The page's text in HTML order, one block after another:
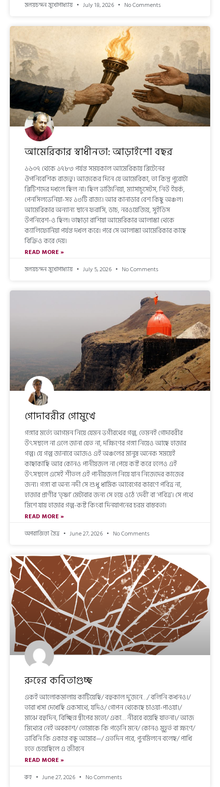
মলয়চন্দন মুখোপাধ্যায়
July 18, 2026 No Comments
আমেরিকার স্বাধীনতা: আড়াইশো বছর
১৬০৭ থেকে ১৭৮৩ পর্যন্ত সময়কাল আমেরিকায় ব্রিটেনের
ঔপনিবেশিক রাজত্ব। আজকের দিনে যে আমেরিকা, তা কিন্তু পুরোটা
ব্রিটিশদের দখলে ছিল না। ছিল ভার্জিনিয়া, ম্যাসাচুসেটস, নিউ ইয়র্ক,
পেনসিলভেনিয়া-সহ ১৩টি রাজ্য। আর কানাডার বেশ কিছু অঞ্চল।
আমেরিকার অন্যান্য স্থানে ফরাসি, ডাচ, নরওয়েজিয়, সুইডিস
উপনিবেশ-ও ছিল। তাছাড়া রাশিয়া আমেরিকার আলাস্কা থেকে
ক্যালিফোর্নিয়া পর্যন্ত দখল করে। পরে সে আলাস্কা আমেরিকার কাছে
বিক্রিও করে দেয়।
READ MORE »
মলয়চন্দন মুখোপাধ্যায়
July 5, 2026 No Comments
গোদাবরীর গোমুখে
গঙ্গার মর্ত্যে আগমন নিয়ে যেমন ভগীরথের গল্প, তেমনই গোদাবরীর
উৎসস্থলে না এলে জানা যেত না, দক্ষিণের গঙ্গা নিয়েও আছে হাজার
গল্প। যে গল্প জানাবে আজও এই অঞ্চলের মানুষ অনেক সময়েই
কাছাকাছি আর কোনও পানীয়জল না পেয়ে কষ্ট করে হলেও এই
উৎসস্থলে এসেই শীতল এই পানীয়জল নিয়ে যান নিজেদের কাজের
জন্য। গঙ্গা বা অন্য নদী সে শুধু ধার্মিক আবেগের কারণে পবিত্র না,
হাজার প্রাণীর ‘তৃষ্ণা’ মেটাবার জন্য সে হয়ে ওঠে ‘দেবী’ বা ‘পবিত্র’। সে পথে
মিশে যায় হাজার গল্প-কষ্ট কিংবা দিনযাপনের চরম বাস্তবতা।
READ MORE »
অপরাজিতা মৈত্র
June 27, 2026 No Comments
রুহের কবিতাগুচ্ছ
একই আলোকমালায় কাটিয়েছি/ বহুকাল দু’জনে…/ বলিনি কখনও।/
তারা খসা দেখেছি একসাথে, যদিও/ গোপন থেকেছে চাওয়া-পাওয়া।/
মাঝে বহুদিন, বিচ্ছিন্ন দ্বীপের মতো/ একা… নীরবে বয়েছি যাতনা।/ আজ
মিথ্যের নেই অবকাশ/ তোমাকে কি পড়েনি মনে/ কোনও মুহূর্ত বা ক্ষণে/
ভাবিনি কি একান্ত বন্ধু আমার—/ এতদিন পরে, পুনর্মিলনে বলেছ/ পাখি
হতে চেয়েছিলে এ জীবনে
READ MORE »
রুহ
June 27, 2026 No Comments